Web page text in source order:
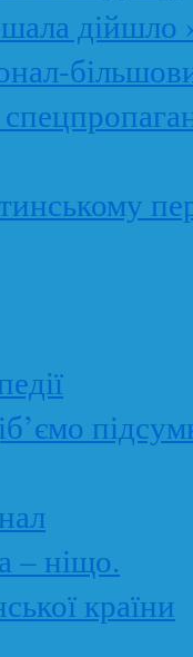
дійшло
– ніщо.
країни